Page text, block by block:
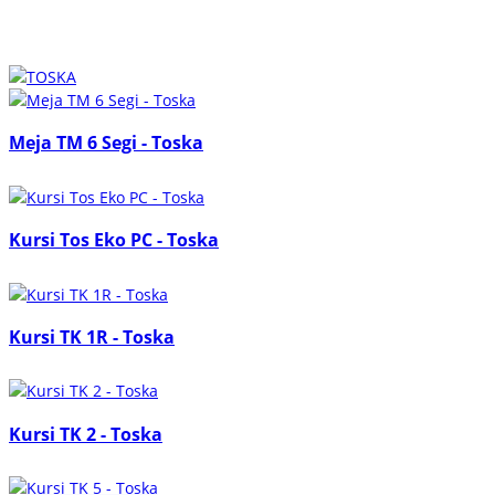
Meja TM 6 Segi - Toska
Kursi Tos Eko PC - Toska
Kursi TK 1R - Toska
Kursi TK 2 - Toska